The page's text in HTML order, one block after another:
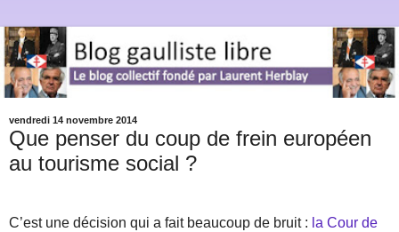
vendredi 14 novembre 2014
Que penser du coup de frein européen
au tourisme social ?
C’est une décision qui a fait beaucoup de bruit : la Cour de